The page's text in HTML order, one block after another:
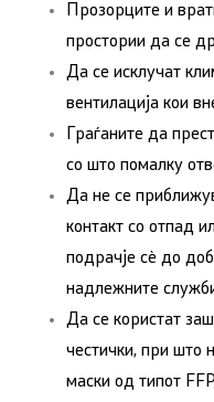
Прозорците и
простории да се
Да се исклучат
вентилација кои
Граѓаните да
со што помалку
Да не се
контакт со отпад
подрачје сè до
надлежните
Да се користат
честички, при што
маски од типот